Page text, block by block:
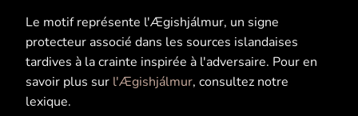
Le motif représente l'Ægishjálmur, un signe
protecteur associé dans les sources islandaises
tardives à la crainte inspirée à l'adversaire. Pour en
savoir plus sur l'Ægishjálmur, consultez notre
lexique.